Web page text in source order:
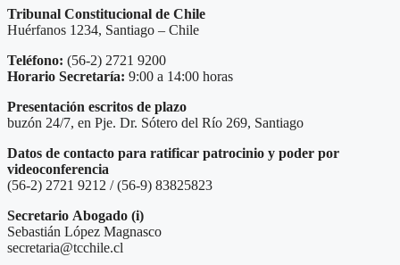
Tribunal Constitucional de Chile
Huérfanos 1234, Santiago – Chile
Teléfono: (56-2) 2721 9200
Horario Secretaría: 9:00 a 14:00 horas
Presentación escritos de plazo
buzón 24/7, en Pje. Dr. Sótero del Río 269, Santiago
Datos de contacto para ratificar patrocinio y poder por
videoconferencia
(56-2) 2721 9212 / (56-9) 83825823
Secretario Abogado (i)
Sebastián López Magnasco
secretaria@tcchile.cl